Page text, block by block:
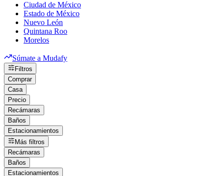
Ciudad de México
Estado de México
Nuevo León
Quintana Roo
Morelos
Súmate a Mudafy
Filtros
Comprar
Casa
Precio
Recámaras
Baños
Estacionamientos
Más filtros
Recámaras
Baños
Estacionamientos